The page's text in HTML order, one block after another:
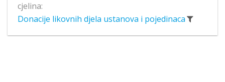
cjelina:
Donacije likovnih djela ustanova i pojedinaca